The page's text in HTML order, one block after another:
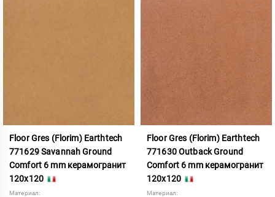
Floor Gres (Florim) Earthtech
771629 Savannah Ground
Comfort 6 mm керамогранит
120x120
Материал:
Floor Gres (Florim) Earthtech
771630 Outback Ground
Comfort 6 mm керамогранит
120x120
Материал: